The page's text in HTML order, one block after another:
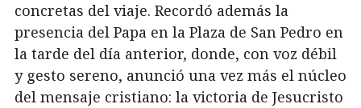
concretas del viaje. Recordó además la
presencia del Papa en la Plaza de San Pedro en
la tarde del día anterior, donde, con voz débil
y gesto sereno, anunció una vez más el núcleo
del mensaje cristiano: la victoria de Jesucristo